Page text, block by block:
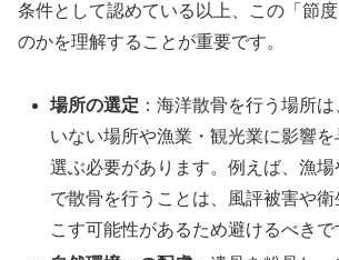
条件として認めている以上、この「節
のかを理解することが重要です。
場所の選定 ：海洋散骨を行う場所
いない場所や漁業・観光業に影響
選ぶ必要があります。例えば、漁場
で散骨を行うことは、風評被害や
こす可能性があるため避けるべきで